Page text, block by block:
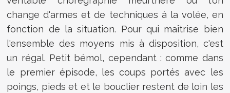
change d'armes et de techniques à la volée, en
fonction de la situation. Pour qui maîtrise bien
l'ensemble des moyens mis à disposition, c'est
un régal. Petit bémol, cependant : comme dans
le premier épisode, les coups portés avec les
poings, pieds et et le bouclier restent de loin les